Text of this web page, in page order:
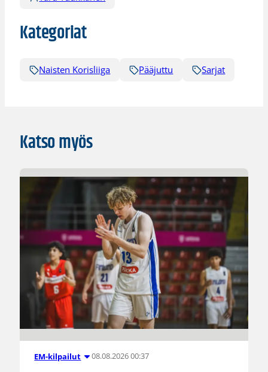
Kategoriat
Naisten Korisliiga Pääjuttu Sarjat
Katso myös
EM-kilpailut 08.08.2026 00:37